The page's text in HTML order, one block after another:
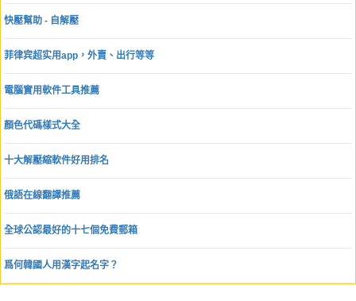
快壓幫助 - 自解壓
菲律宾超实用app，外賣、出行等等
電腦實用軟件工具推薦
顏色代碼樣式大全
十大解壓縮軟件好用排名
俄語在線翻譯推薦
全球公認最好的十七個免費郵箱
爲何韓國人用漢字起名字？